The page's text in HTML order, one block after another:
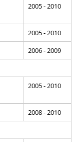
2005 - 2010
2005 - 2010
2006 - 2009
2005 - 2010
2008 - 2010